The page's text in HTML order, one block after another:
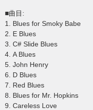
■曲目:
1. Blues for Smoky Babe
2. E Blues
3. C# Slide Blues
4. A Blues
5. John Henry
6. D Blues
7. Red Blues
8. Blues for Mr. Hopkins
9. Careless Love